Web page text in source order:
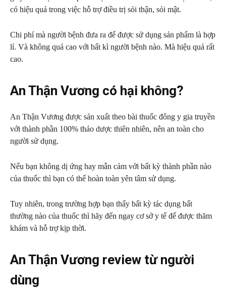
có hiệu quả trong việc hỗ trợ điều trị sỏi thận, sỏi mật.
Chi phí mà người bệnh đưa ra để được sử dụng sản phẩm là hợp
lí. Và không quá cao với bất kì người bệnh nào. Mà hiệu quả rất
cao.
An Thận Vương có hại không?
An Thận Vương được sản xuất theo bài thuốc đông y gia truyền
với thành phần 100% thảo dược thiên nhiên, nên an toàn cho
người sử dụng.
Nếu bạn không dị ứng hay mẫn cảm với bất kỳ thành phần nào
của thuốc thì bạn có thể hoàn toàn yên tâm sử dụng.
Tuy nhiên, trong trường hợp bạn thấy bất kỳ tác dụng bất
thường nào của thuốc thì hãy đến ngay cơ sở y tế để được thăm
khám và hỗ trợ kịp thời.
An Thận Vương review từ người
dùng